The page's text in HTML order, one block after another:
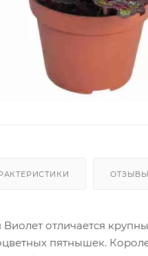
ОТЗЫВЫ
отличается
пятнышек.